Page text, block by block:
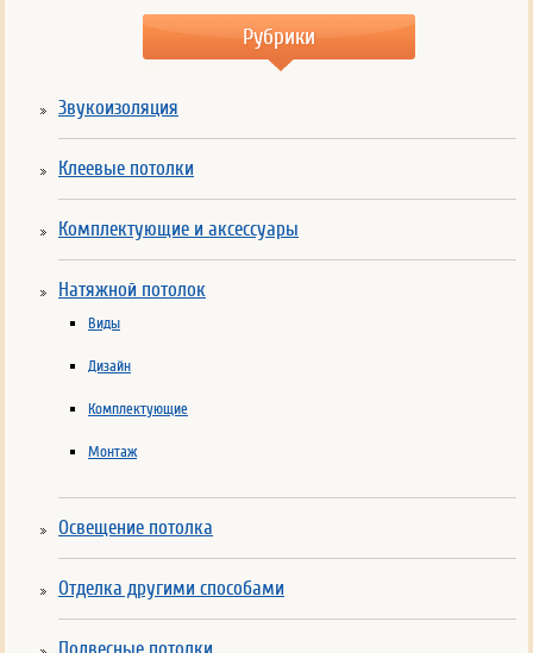
Рубрики
Звукоизоляция
Клеевые потолки
Комплектующие и аксессуары
Натяжной потолок
Виды
Дизайн
Комплектующие
Монтаж
Освещение потолка
Отделка другими способами